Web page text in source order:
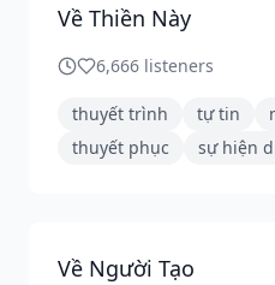
Về Thiền Này
6,666 listeners
thuyết trình tự tin
thuyết phục
sự hiện
Về Người Tạo